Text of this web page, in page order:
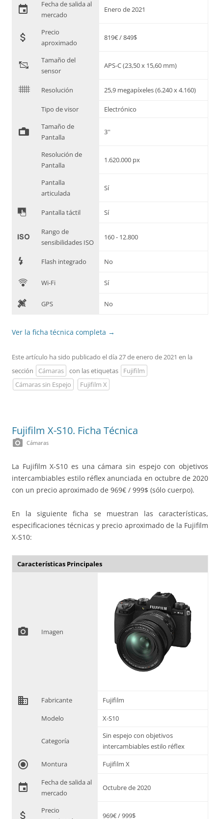
event
Fecha de salida al
mercado
Enero de 2021
attach_money
Precio
aproximado
819€ / 849$
"
Tamaño del
sensor
APS-C (23,50 x 15,60 mm)
$ Resolución 25,9 megapíxeles (6.240 x 4.160)
Tipo de visor Electrónico
%
Tamaño de
Pantalla
3''
Resolución de
Pantalla
1.620.000 px
Pantalla
articulada
Sí
& Pantalla táctil Sí
'
Rango de
sensibilidades ISO
160 - 12.800
7 Flash integrado No
C Wi-Fi Sí
D GPS No
Ver la ficha técnica completa →
Este artículo ha sido publicado el día 27 de enero de 2021 en la
sección
Cámaras con las etiquetas
Fujifilm
Cámaras sin Espejo
Fujifilm X
Fujifilm X-S10. Ficha Técnica
photo_camera Cámaras
La Fujifilm X-S10 es una cámara sin espejo con objetivos
intercambiables estilo réflex anunciada en octubre de 2020
con un precio aproximado de 969€ / 999$ (sólo cuerpo).
En la siguiente ficha se muestran las características,
especificaciones técnicas y precio aproximado de la Fujifilm
X-S10:
Características Principales
photo_camera Imagen
domain Fabricante Fujifilm
Modelo X-S10
Categoría
Sin espejo con objetivos
intercambiables estilo réflex
radio_button_checked Montura Fujifilm X
event
Fecha de salida al
mercado
Octubre de 2020
attach_money
Precio
969€ / 999$